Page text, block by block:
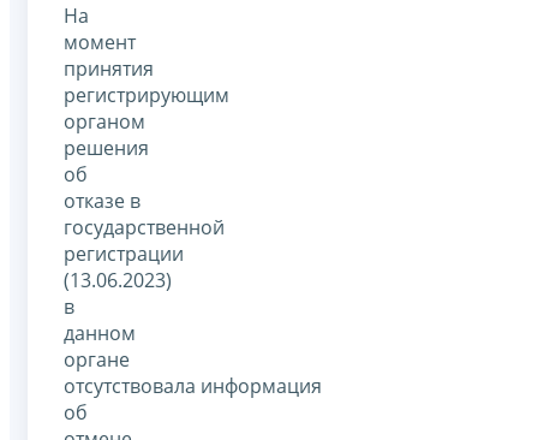
На
момент
принятия
регистрирующим
органом
решения
об
отказе в
государственной
регистрации
(13.06.2023)
в
данном
органе
отсутствовала информация
об